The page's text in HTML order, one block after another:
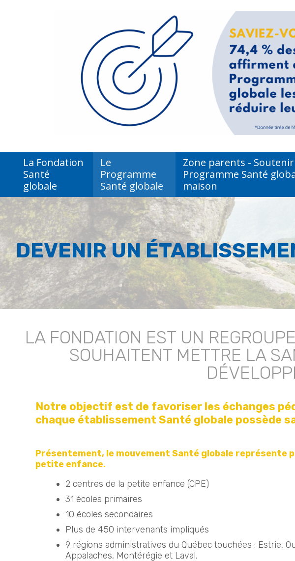
La Fondation
Santé
globale
Le
Programme
Santé globale
Zone parents -
Programme Santé
maison
DEVENIR UN
LA FONDATION EST UN
SOUHAITENT METTRE LA
Notre objectif est de favoriser les échanges
chaque établissement Santé globale possède
Présentement, le mouvement Santé globale représente
petite enfance.
2 centres de la petite enfance (CPE)
31 écoles primaires
10 écoles secondaires
Plus de 450 intervenants impliqués
9 régions administratives du Québec touchées : Estrie,
Appalaches, Montérégie et Laval.